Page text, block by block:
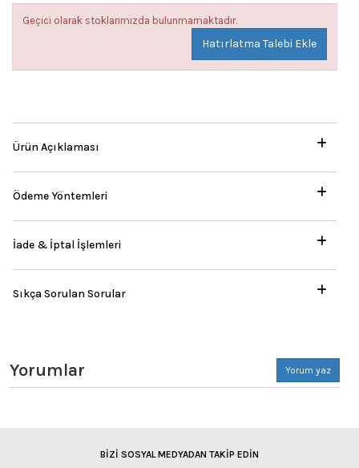
Geçici olarak stoklarımızda bulunmamaktadır.
Hatırlatma Talebi Ekle
Ürün Açıklaması
Ödeme Yöntemleri
İade & İptal İşlemleri
Sıkça Sorulan Sorular
Yorumlar Yorum yaz
BİZİ SOSYAL MEDYADAN TAKİP EDİN